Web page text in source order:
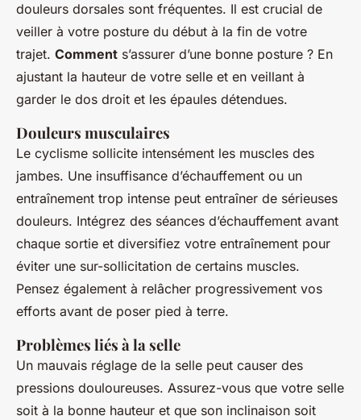
douleurs dorsales sont fréquentes. Il est crucial de
veiller à votre posture du début à la fin de votre
trajet. Comment s’assurer d’une bonne posture ? En
ajustant la hauteur de votre selle et en veillant à
garder le dos droit et les épaules détendues.
Douleurs musculaires
Le cyclisme sollicite intensément les muscles des
jambes. Une insuffisance d’échauffement ou un
entraînement trop intense peut entraîner de sérieuses
douleurs. Intégrez des séances d’échauffement avant
chaque sortie et diversifiez votre entraînement pour
éviter une sur-sollicitation de certains muscles.
Pensez également à relâcher progressivement vos
efforts avant de poser pied à terre.
Problèmes liés à la selle
Un mauvais réglage de la selle peut causer des
pressions douloureuses. Assurez-vous que votre selle
soit à la bonne hauteur et que son inclinaison soit